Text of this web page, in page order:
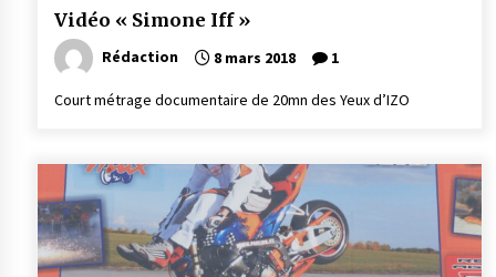
Vidéo « Simone Iff »
Rédaction 8 mars 2018 1
Court métrage documentaire de 20mn des Yeux d’IZO